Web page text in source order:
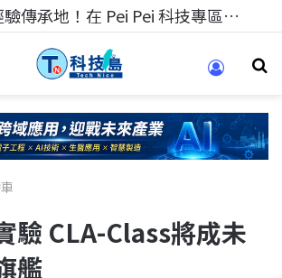
，就到TECH+ 科技專區!
驗 CLA-Class將成未
艦